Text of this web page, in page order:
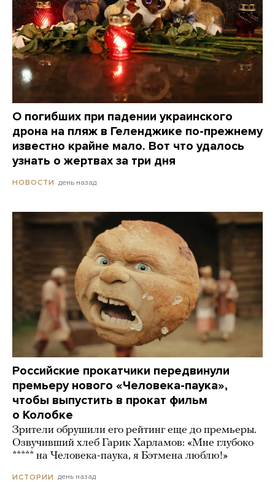
О погибших при падении украинского
дрона на пляж в Геленджике по-прежнему
известно крайне мало. Вот что удалось
узнать о жертвах за три дня
НОВОСТИ день назад
Российские прокатчики передвинули
премьеру нового «Человека-паука»,
чтобы выпустить в прокат фильм
о Колобке
Зрители обрушили его рейтинг еще до премьеры.
Озвучивший хлеб Гарик Харламов: «Мне глубоко
***** на Человека-паука, я Бэтмена люблю!»
ИСТОРИИ день назад